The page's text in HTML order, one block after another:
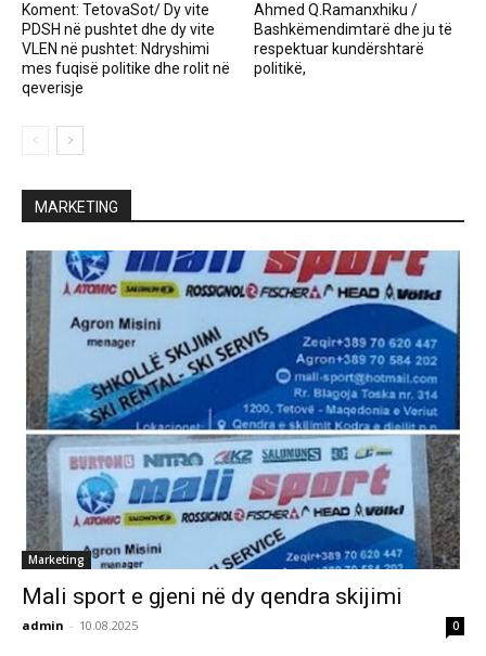
Koment: TetovaSot/ Dy vite
PDSH në pushtet dhe dy vite
VLEN në pushtet: Ndryshimi
mes fuqisë politike dhe rolit në
qeverisje
Ahmed Q.Ramanxhiku /
Bashkëmendimtarë dhe ju të
respektuar kundërshtarë
politikë,
MARKETING
Marketing
Mali sport e gjeni në dy qendra skijimi
admin - 10.08.2025 0